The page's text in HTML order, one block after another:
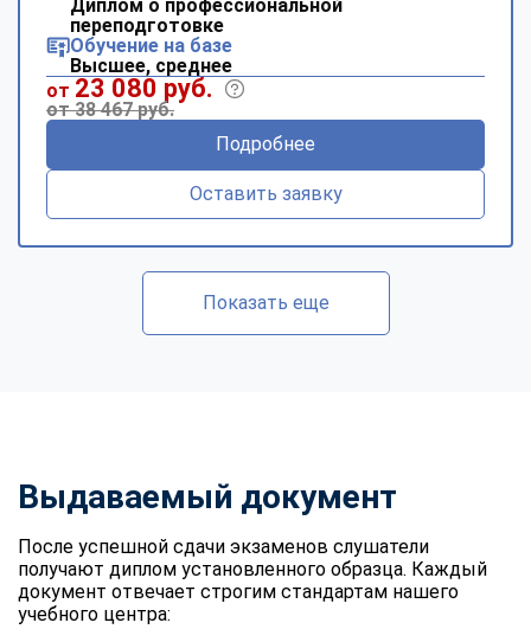
Диплом о профессиональной
переподготовке
Обучение на базе
Высшее, среднее
от 23 080 руб.
от 38 467 руб.
Подробнее
Оставить заявку
Показать еще
Выдаваемый документ
После успешной сдачи экзаменов слушатели
получают диплом установленного образца. Каждый
документ отвечает строгим стандартам нашего
учебного центра: